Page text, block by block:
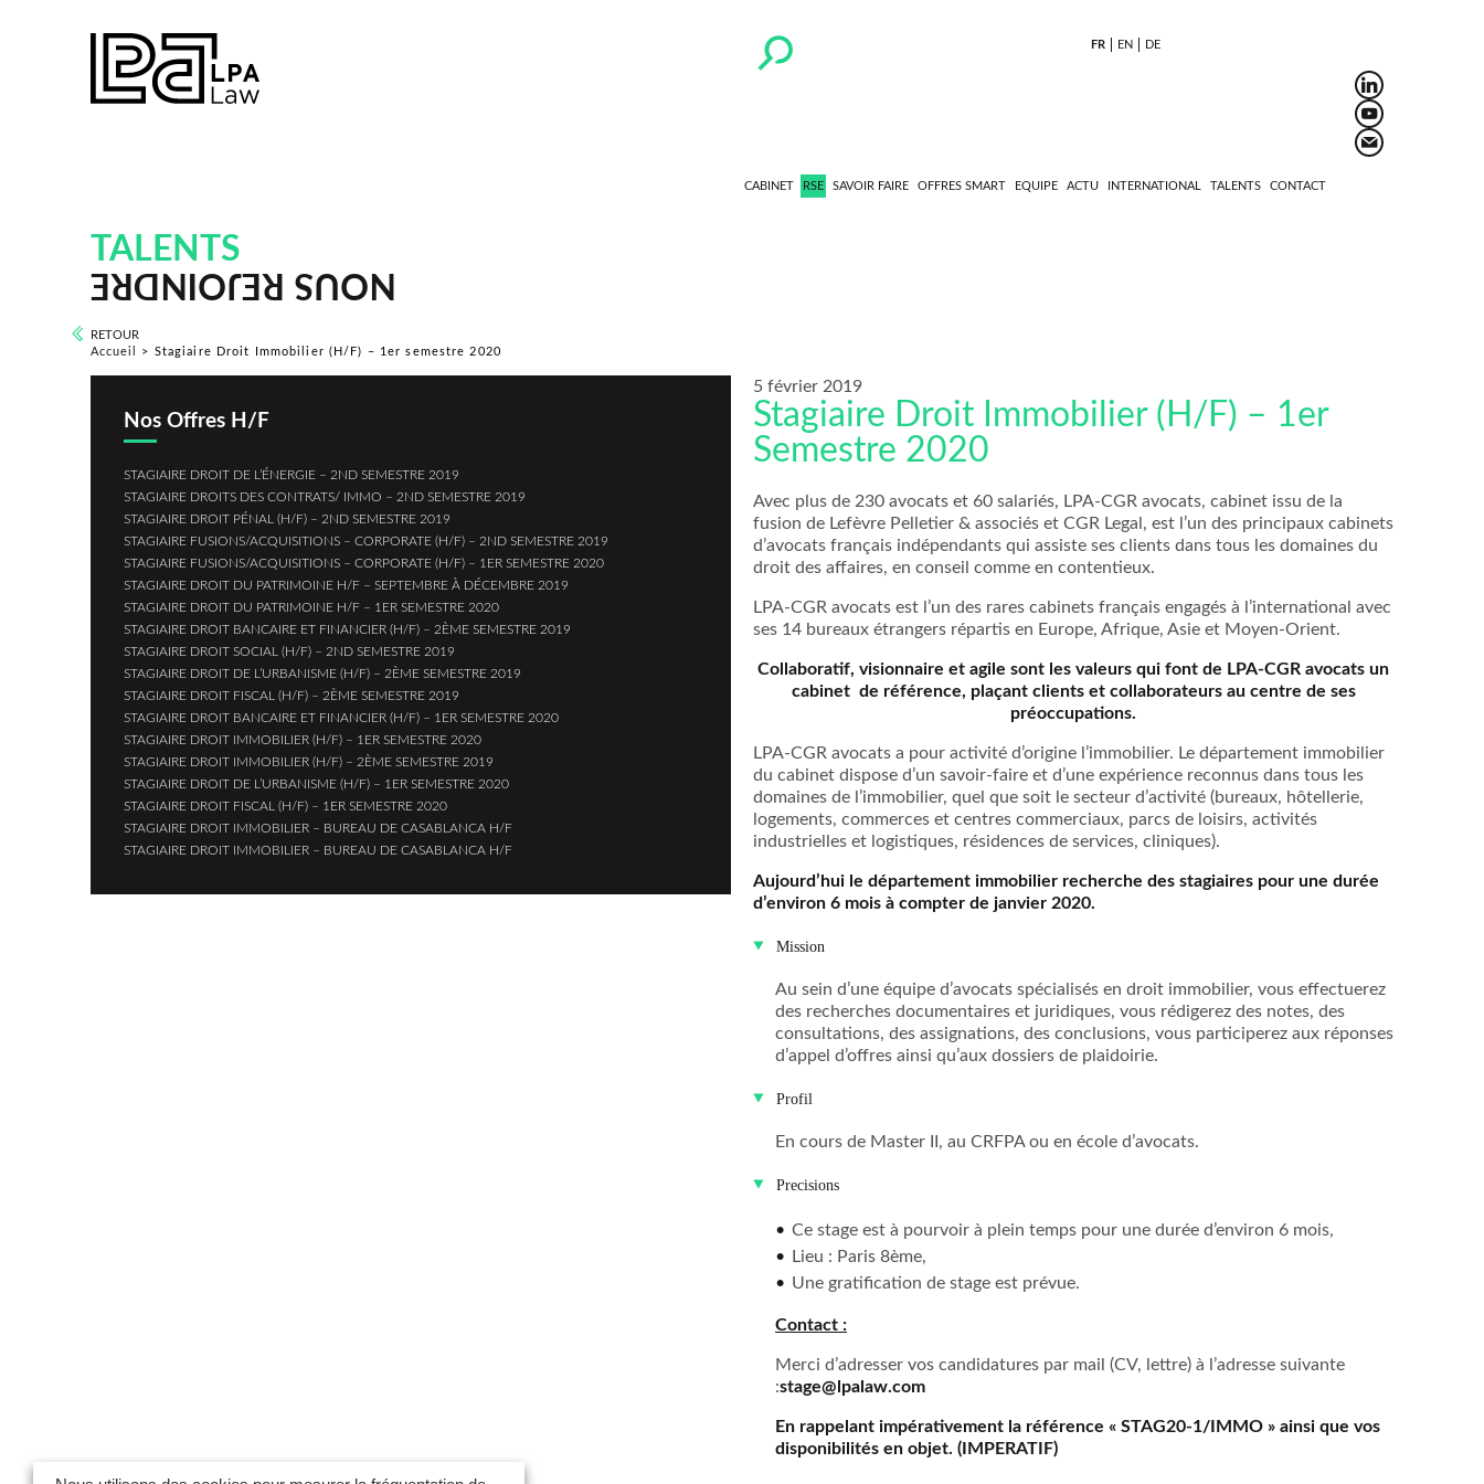
FR EN DE
CABINET RSE SAVOIR FAIRE OFFRES SMART EQUIPE ACTU INTERNATIONAL TALENTS CONTACT
TALENTS
NOUS REJOINDRE
RETOUR
Accueil
> Stagiaire Droit Immobilier (H/F) – 1er semestre 2020
Nos Offres H/F
STAGIAIRE DROIT DE L’ÉNERGIE – 2ND SEMESTRE 2019
STAGIAIRE DROITS DES CONTRATS/ IMMO – 2ND SEMESTRE 2019
STAGIAIRE DROIT PÉNAL (H/F) – 2ND SEMESTRE 2019
STAGIAIRE FUSIONS/ACQUISITIONS – CORPORATE (H/F) – 2ND SEMESTRE 2019
STAGIAIRE FUSIONS/ACQUISITIONS – CORPORATE (H/F) – 1ER SEMESTRE 2020
STAGIAIRE DROIT DU PATRIMOINE H/F – SEPTEMBRE À DÉCEMBRE 2019
STAGIAIRE DROIT DU PATRIMOINE H/F – 1ER SEMESTRE 2020
STAGIAIRE DROIT BANCAIRE ET FINANCIER (H/F) – 2ÈME SEMESTRE 2019
STAGIAIRE DROIT SOCIAL (H/F) – 2ND SEMESTRE 2019
STAGIAIRE DROIT DE L’URBANISME (H/F) – 2ÈME SEMESTRE 2019
STAGIAIRE DROIT FISCAL (H/F) – 2ÈME SEMESTRE 2019
STAGIAIRE DROIT BANCAIRE ET FINANCIER (H/F) – 1ER SEMESTRE 2020
STAGIAIRE DROIT IMMOBILIER (H/F) – 1ER SEMESTRE 2020
STAGIAIRE DROIT IMMOBILIER (H/F) – 2ÈME SEMESTRE 2019
STAGIAIRE DROIT DE L’URBANISME (H/F) – 1ER SEMESTRE 2020
STAGIAIRE DROIT FISCAL (H/F) – 1ER SEMESTRE 2020
STAGIAIRE DROIT IMMOBILIER – BUREAU DE CASABLANCA H/F
STAGIAIRE DROIT IMMOBILIER – BUREAU DE CASABLANCA H/F
5 février 2019
Stagiaire Droit Immobilier (H/F) – 1er
Semestre 2020
Avec plus de 230 avocats et 60 salariés, LPA-CGR avocats, cabinet issu de la
fusion de Lefèvre Pelletier & associés et CGR Legal, est l’un des principaux cabinets
d’avocats français indépendants qui assiste ses clients dans tous les domaines du
droit des affaires, en conseil comme en contentieux.
LPA-CGR avocats est l’un des rares cabinets français engagés à l’international avec
ses 14 bureaux étrangers répartis en Europe, Afrique, Asie et Moyen-Orient.
Collaboratif, visionnaire et agile sont les valeurs qui font de LPA-CGR avocats un
cabinet de référence, plaçant clients et collaborateurs au centre de ses
préoccupations.
LPA-CGR avocats a pour activité d’origine l’immobilier. Le département immobilier
du cabinet dispose d’un savoir-faire et d’une expérience reconnus dans tous les
domaines de l’immobilier, quel que soit le secteur d’activité (bureaux, hôtellerie,
logements, commerces et centres commerciaux, parcs de loisirs, activités
industrielles et logistiques, résidences de services, cliniques).
Aujourd’hui le département immobilier recherche des stagiaires pour une durée
d’environ 6 mois à compter de janvier 2020.
Mission
Au sein d’une équipe d’avocats spécialisés en droit immobilier, vous effectuerez
des recherches documentaires et juridiques, vous rédigerez des notes, des
consultations, des assignations, des conclusions, vous participerez aux réponses
d’appel d’offres ainsi qu’aux dossiers de plaidoirie.
Profil
En cours de Master II, au CRFPA ou en école d’avocats.
Precisions
Ce stage est à pourvoir à plein temps pour une durée d’environ 6 mois,
Lieu : Paris 8ème,
Une gratification de stage est prévue.
Contact :
Merci d’adresser vos candidatures par mail (CV, lettre) à l’adresse suivante
:stage@lpalaw.com
En rappelant impérativement la référence « STAG20-1/IMMO » ainsi que vos
disponibilités en objet. (IMPERATIF)